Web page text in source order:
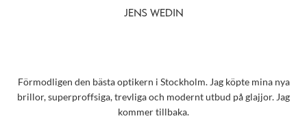
JENS WEDIN
Förmodligen den bästa optikern i Stockholm. Jag köpte mina nya
brillor, superproffsiga, trevliga och modernt utbud på glajjor. Jag
kommer tillbaka.